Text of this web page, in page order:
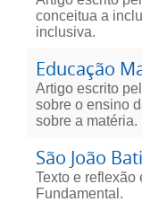
conceitua a
inclusiva.
Educação
Artigo escrito
sobre o ensino
sobre a matéria.
São João
Texto e reflexão
Fundamental.